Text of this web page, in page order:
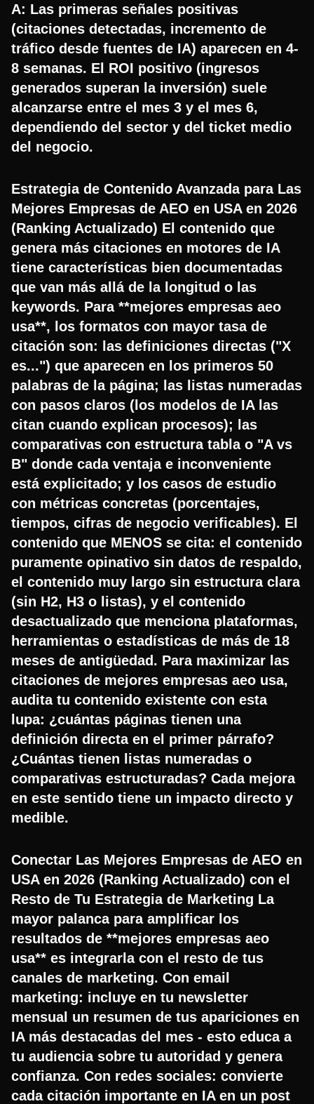
A: Las primeras señales positivas
(citaciones detectadas, incremento de
tráfico desde fuentes de IA) aparecen en 4-
8 semanas. El ROI positivo (ingresos
generados superan la inversión) suele
alcanzarse entre el mes 3 y el mes 6,
dependiendo del sector y del ticket medio
del negocio.
Estrategia de Contenido Avanzada para Las
Mejores Empresas de AEO en USA en 2026
(Ranking Actualizado) El contenido que
genera más citaciones en motores de IA
tiene características bien documentadas
que van más allá de la longitud o las
keywords. Para **mejores empresas aeo
usa**, los formatos con mayor tasa de
citación son: las definiciones directas ("X
es...") que aparecen en los primeros 50
palabras de la página; las listas numeradas
con pasos claros (los modelos de IA las
citan cuando explican procesos); las
comparativas con estructura tabla o "A vs
B" donde cada ventaja e inconveniente
está explicitado; y los casos de estudio
con métricas concretas (porcentajes,
tiempos, cifras de negocio verificables). El
contenido que MENOS se cita: el contenido
puramente opinativo sin datos de respaldo,
el contenido muy largo sin estructura clara
(sin H2, H3 o listas), y el contenido
desactualizado que menciona plataformas,
herramientas o estadísticas de más de 18
meses de antigüedad. Para maximizar las
citaciones de mejores empresas aeo usa,
audita tu contenido existente con esta
lupa: ¿cuántas páginas tienen una
definición directa en el primer párrafo?
¿Cuántas tienen listas numeradas o
comparativas estructuradas? Cada mejora
en este sentido tiene un impacto directo y
medible.
Conectar Las Mejores Empresas de AEO en
USA en 2026 (Ranking Actualizado) con el
Resto de Tu Estrategia de Marketing La
mayor palanca para amplificar los
resultados de **mejores empresas aeo
usa** es integrarla con el resto de tus
canales de marketing. Con email
marketing: incluye en tu newsletter
mensual un resumen de tus apariciones en
IA más destacadas del mes - esto educa a
tu audiencia sobre tu autoridad y genera
confianza. Con redes sociales: convierte
cada citación importante en IA en un post